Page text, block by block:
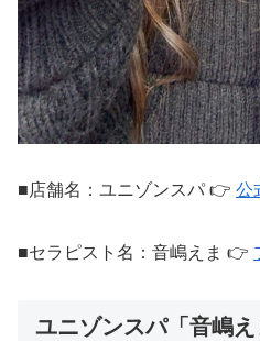
■店舗名：ユニゾンスパ 👉 公
■セラピスト名：音嶋えま 👉
ユニゾンスパ「音嶋